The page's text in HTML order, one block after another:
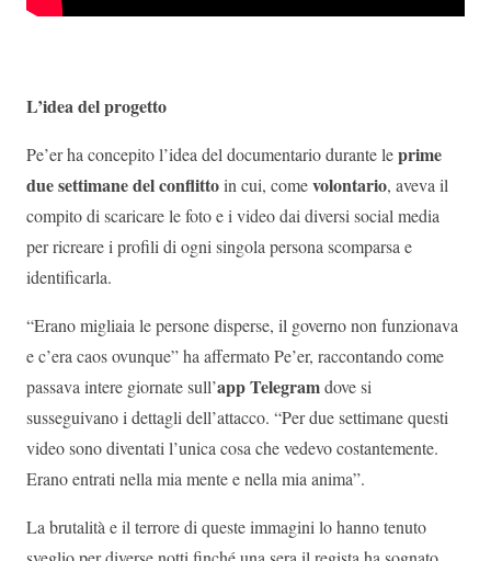
L’idea del progetto
Pe’er ha concepito l’idea del documentario durante leprime
due settimane del conflittoin cui, comevolontario, aveva il
compito di scaricare le foto e i video dai diversi social media
per ricreare i profili di ogni singola persona scomparsa e
identificarla.
“Erano migliaia le persone disperse, il governo non funzionava
e c’era caos ovunque” ha affermato Pe’er, raccontando come
passava intere giornate sull’app Telegramdove si
susseguivano i dettagli dell’attacco. “Per due settimane questi
video sono diventati l’unica cosa che vedevo costantemente.
Erano entrati nella mia mente e nella mia anima”.
La brutalità e il terrore di queste immagini lo hanno tenuto